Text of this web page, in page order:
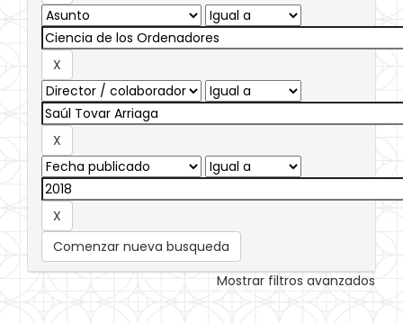
Comenzar nueva busqueda
Mostrar filtros avanzados